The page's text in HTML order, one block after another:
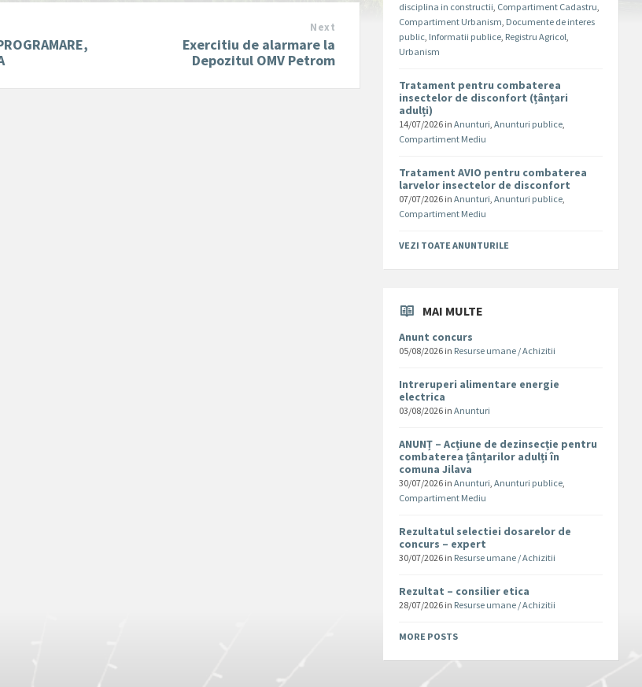
Next
Exercitiu de alarmare la
Depozitul OMV Petrom
disciplina in constructii, Compartiment Cadastru,
Compartiment Urbanism, Documente de interes
public, Informatii publice, Registru Agricol,
Urbanism
Tratament pentru combaterea
insectelor de disconfort (țânțari
adulți)
14/07/2026 inAnunturi,Anunturi publice,
Compartiment Mediu
Tratament AVIO pentru combaterea
larvelor insectelor de disconfort
07/07/2026 inAnunturi,Anunturi publice,
Compartiment Mediu
VEZI TOATE ANUNTURILE
MAI MULTE
Anunt concurs
05/08/2026 in Resurse umane / Achizitii
Intreruperi alimentare energie
electrica
03/08/2026 inAnunturi
ANUNȚ – Acțiune de dezinsecție pentru
combaterea țânțarilor adulți în
comuna Jilava
30/07/2026 inAnunturi,Anunturi publice,
Compartiment Mediu
Rezultatul selectiei dosarelor de
concurs – expert
30/07/2026 in Resurse umane / Achizitii
Rezultat – consilier etica
28/07/2026 in Resurse umane / Achizitii
MORE POSTS